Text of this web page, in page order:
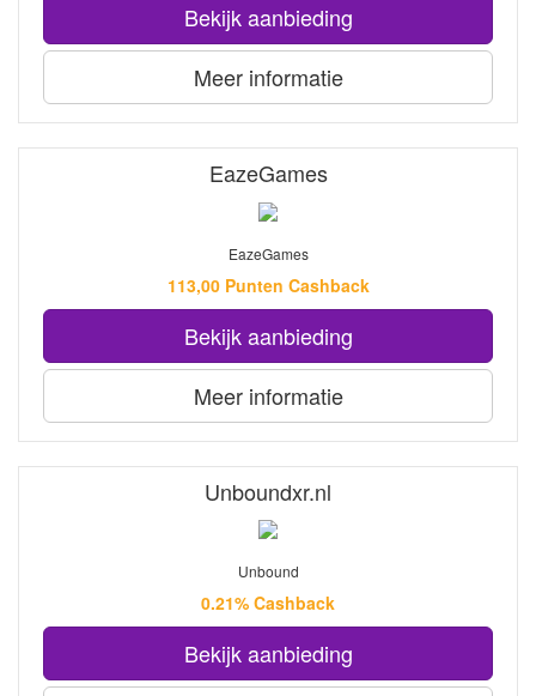
Bekijk aanbieding
Meer informatie
EazeGames
EazeGames
113,00 Punten Cashback
Bekijk aanbieding
Meer informatie
Unboundxr.nl
Unbound
0.21% Cashback
Bekijk aanbieding